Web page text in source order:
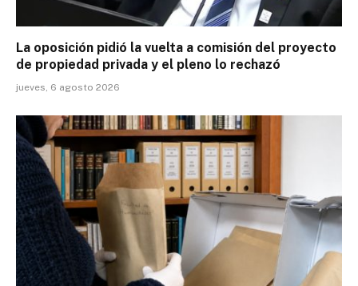
La oposición pidió la vuelta a comisión del proyecto
de propiedad privada y el pleno lo rechazó
jueves, 6 agosto 2026